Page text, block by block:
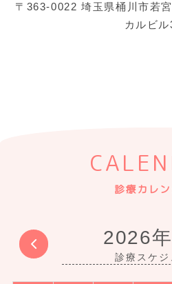
〒363-0022 埼玉県桶川市若
カルビル
診療カレ
2026